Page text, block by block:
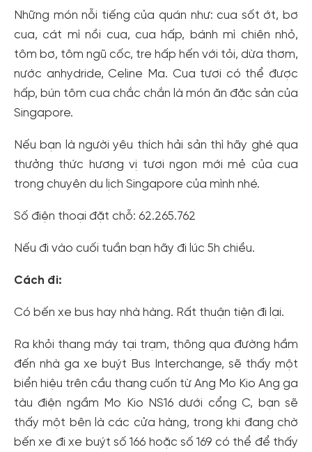
Những món nỗi tiếng của quán như: cua sốt ớt, bơ
cua, cát mì nồi cua, cua hấp, bánh mì chiên nhỏ,
tôm bơ, tôm ngũ cốc, tre hấp hến với tỏi, dừa thơm,
nước anhydride, Celine Ma. Cua tươi có thể được
hấp, bún tôm cua chắc chắn là món ăn đặc sản của
Singapore.
Nếu bạn là người yêu thích hải sản thì hãy ghé qua
thưởng thức hương vị tươi ngon mới mẻ của cua
trong chuyên du lịch Singapore của mình nhé.
Số điện thoại đặt chỗ: 62.265.762
Nếu đi vào cuối tuần bạn hãy đi lúc 5h chiều.
Cách đi:
Có bến xe bus hay nhà hàng. Rất thuận tiện đi lại.
Ra khỏi thang máy tại trạm, thông qua đường hầm
đến nhà ga xe buýt Bus Interchange, sẽ thấy một
biển hiệu trên cầu thang cuốn từ Ang Mo Kio Ang ga
tàu điện ngầm Mo Kio NS16 dưới cổng C, bạn sẽ
thấy một bên là các cửa hàng, trong khi đang chờ
bến xe đi xe buýt số 166 hoặc số 169 có thể để thấy